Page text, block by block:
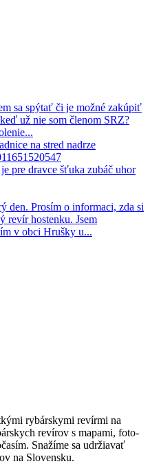
sa spýtať či je možné zakúpiť
už nie som členom SRZ?
na stred nadrze
pre dravce šťuka zubáč uhor
den. Prosím o informaci, zda si
revír hostenku. Jsem
v obci Hrušky u...
rybárskymi revírmi na
revírov s mapami, foto-
Snažíme sa udržiavať
na Slovensku.